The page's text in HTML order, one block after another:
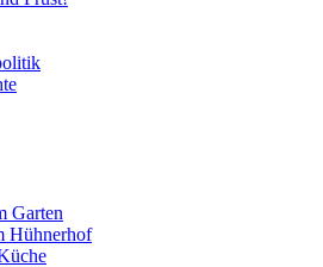
Garten
Hühnerhof